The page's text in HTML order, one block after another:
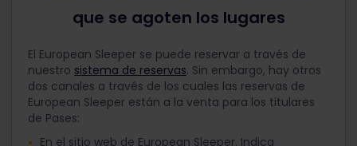
que se agoten los lugares
El European Sleeper se puede reservar a través de
nuestro sistema de reservas. Sin embargo, hay otros
dos canales a través de los cuales las reservas de
European Sleeper están a la venta para los titulares
de Pases:
En el sitio web de European Sleeper. Indica